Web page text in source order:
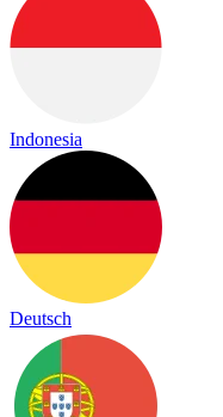
Indonesia
Deutsch